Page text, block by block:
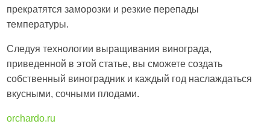
прекратятся заморозки и резкие перепады
температуры.
Следуя технологии выращивания винограда,
приведенной в этой статье, вы сможете создать
собственный виноградник и каждый год наслаждаться
вкусными, сочными плодами.
orchardo.ru